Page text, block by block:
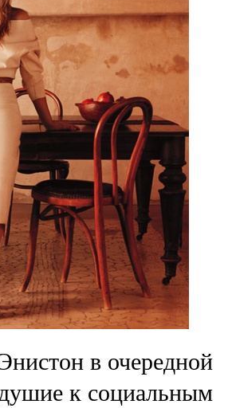
в очередной
к социальным